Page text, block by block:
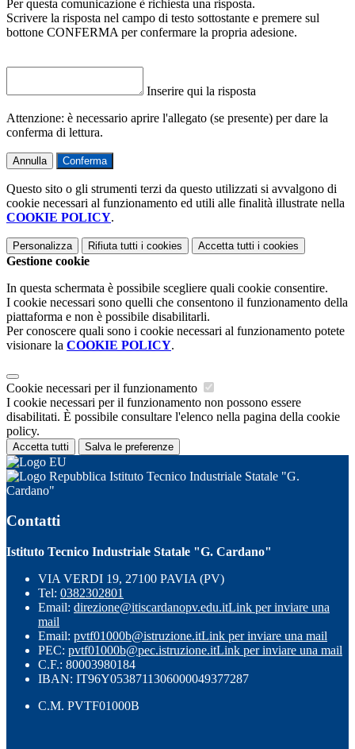
Per questa comunicazione è richiesta una risposta.
Scrivere la risposta nel campo di testo sottostante e premere sul
bottone CONFERMA per confermare la propria adesione.
Inserire qui la risposta
Attenzione: è necessario aprire l'allegato (se presente) per dare la
conferma di lettura.
Annulla Conferma
Questo sito o gli strumenti terzi da questo utilizzati si avvalgono di
cookie necessari al funzionamento ed utili alle finalità illustrate nella
COOKIE POLICY.
Personalizza Rifiuta tutti i cookies Accetta tutti i cookies
Gestione cookie
In questa schermata è possibile scegliere quali cookie consentire.
I cookie necessari sono quelli che consentono il funzionamento della
piattaforma e non è possibile disabilitarli.
Per conoscere quali sono i cookie necessari al funzionamento potete
visionare la COOKIE POLICY.
Cookie necessari per il funzionamento
I cookie necessari per il funzionamento non possono essere
disabilitati. È possibile consultare l'elenco nella pagina della cookie
policy.
Accetta tutti Salva le preferenze
Istituto Tecnico Industriale Statale "G.
Cardano"
Contatti
Istituto Tecnico Industriale Statale "G. Cardano"
VIA VERDI 19, 27100 PAVIA (PV)
Tel: 0382302801
Email: direzione@itiscardanopv.edu.itLink per inviare una
mail
Email: pvtf01000b@istruzione.itLink per inviare una mail
PEC: pvtf01000b@pec.istruzione.itLink per inviare una mail
C.F.: 80003980184
IBAN: IT96Y0538711306000049377287
C.M. PVTF01000B